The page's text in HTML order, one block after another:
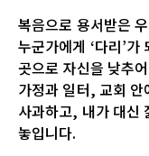
복음으로 용서받은
누군가에게 ‘다리’
곳으로 자신을 낮추
가정과 일터, 교회
사과하고, 내가 대신
놓입니다.